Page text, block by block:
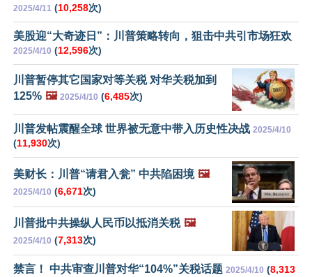
2025/4/11 (10,258次)
美股迎“大奇迹日”：川普策略转向，狙击中共引市场狂欢
2025/4/10 (12,596次)
川普暂停其它国家对等关税 对华关税加到
125% 🖼️ 2025/4/10 (6,485次)
川普发帖震醒全球 世界被无意中带入历史性决战 2025/4/10
(11,930次)
美财长：川普“请君入瓮” 中共陷困境 🖼️
2025/4/10 (6,671次)
川普批中共操纵人民币以抵消关税 🖼️
2025/4/10 (7,313次)
禁言！ 中共审查川普对华“104%”关税话题 2025/4/10 (8,313